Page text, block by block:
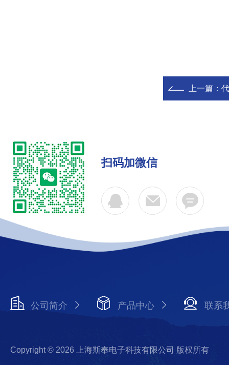
上一篇：
扫码加微信
公司简介 产品中心 联系
Copyright © 2026 上海斯奉电子科技有限公司 版权所有